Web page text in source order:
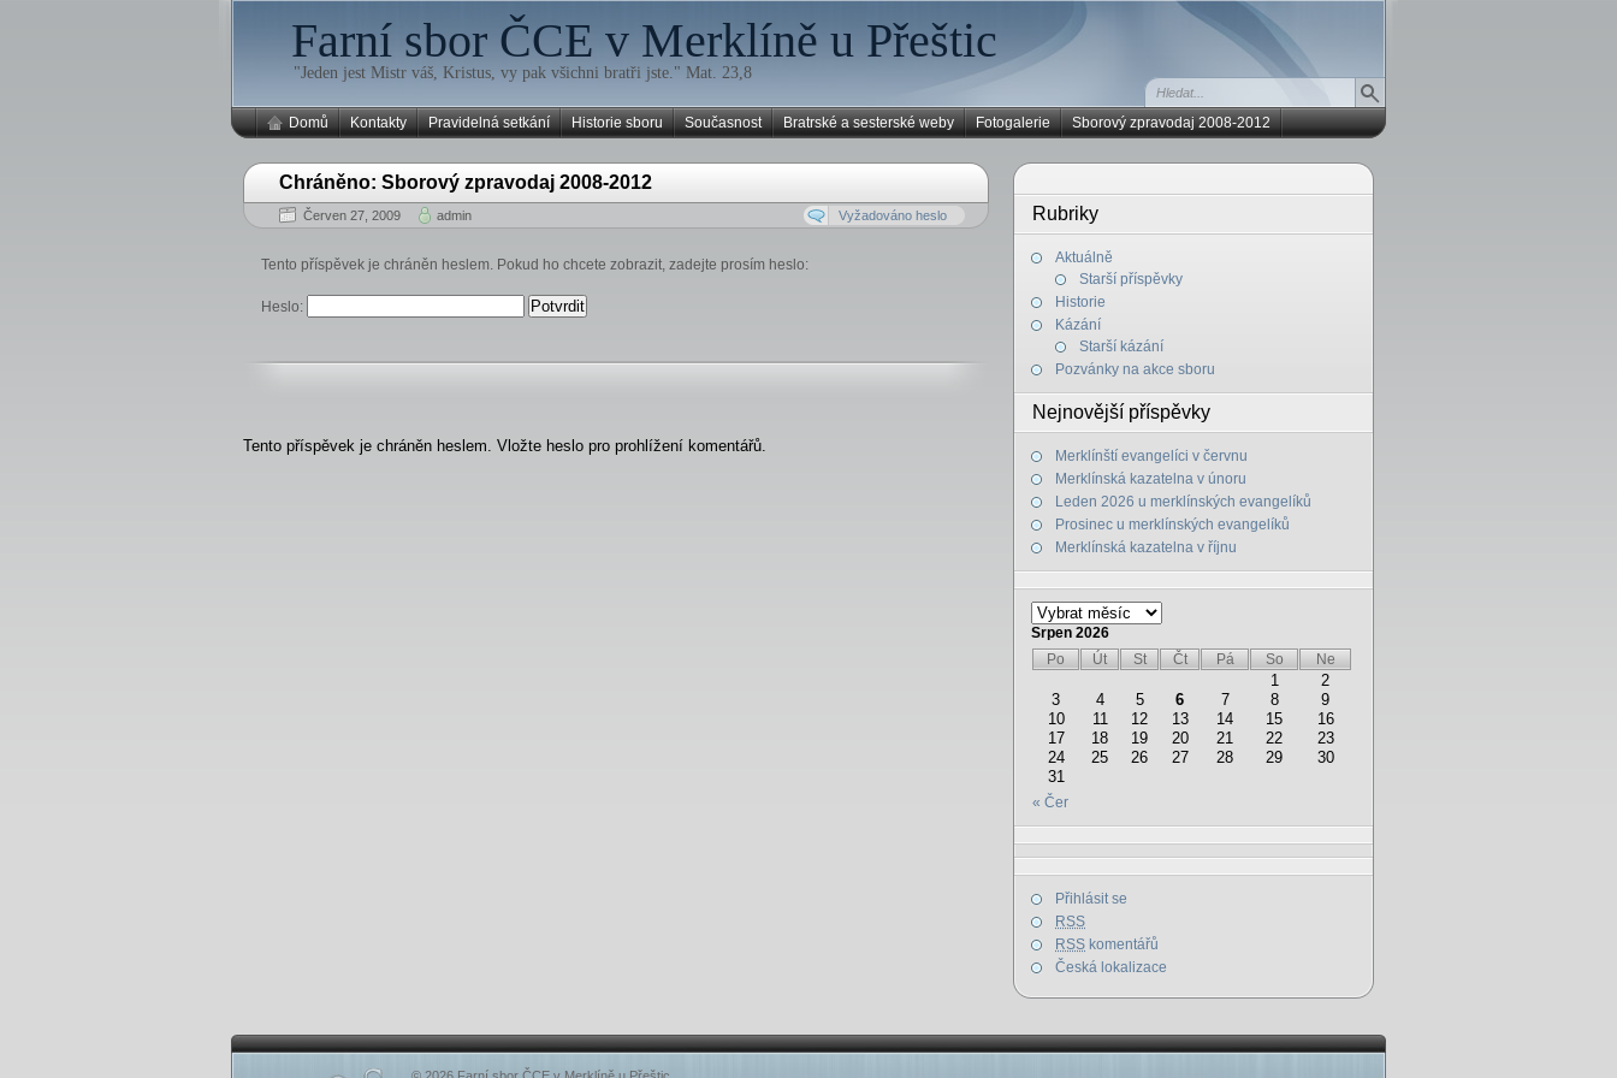
Farní sbor ČCE v Merklíně u Přeštic
"Jeden jest Mistr váš, Kristus, vy pak všichni bratři jste." Mat. 23,8
Domů Kontakty Pravidelná setkání Historie sboru Současnost Bratrské a sesterské weby Fotogalerie Sborový zpravodaj 2008-2012
Chráněno: Sborový zpravodaj 2008-2012
Červen 27, 2009 admin Vyžadováno heslo
Tento příspěvek je chráněn heslem. Pokud ho chcete zobrazit, zadejte prosím heslo:
Heslo:
Tento příspěvek je chráněn heslem. Vložte heslo pro prohlížení komentářů.
Rubriky
Aktuálně
Starší příspěvky
Historie
Kázání
Starší kázání
Pozvánky na akce sboru
Nejnovější příspěvky
Merklínští evangelíci v červnu
Merklínská kazatelna v únoru
Leden 2026 u merklínských evangelíků
Prosinec u merklínských evangelíků
Merklínská kazatelna v říjnu
Srpen 2026
Po
Út St Čt Pá So Ne
« Čer
1
2
3
4 5 6 7 8
9
10
11 12 13 14 15
16
17
18 19 20 21 22
23
24
25 26 27 28 29
30
31
Přihlásit se
RSS
RSS komentářů
Česká lokalizace